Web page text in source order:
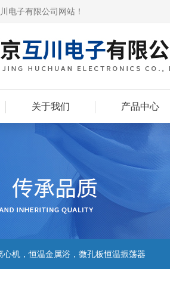
电子有限公司网站！
关于我们 产品中心
心机，恒温金属浴，微孔板恒温振荡器